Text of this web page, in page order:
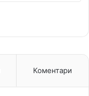
Коментари